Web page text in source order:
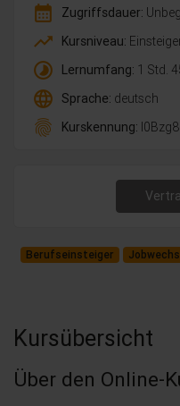
calendar_month Zugriffsdauer:
trending_up Kursniveau:
timelapse Lernumfang: 1 Std.
language Sprache: deutsch
fingerprint Kurskennung:
Berufseinsteiger
Kursübersicht
Über den Online-